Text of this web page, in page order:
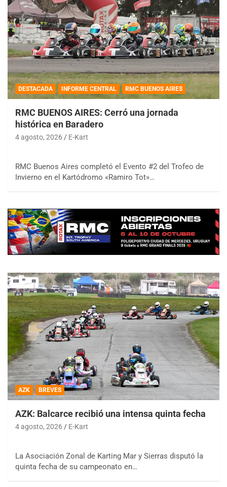
DESTACADA INFORME CENTRAL RMC BUENOS AIRES
RMC BUENOS AIRES: Cerró una jornada
histórica en Baradero
4 agosto, 2026 E-Kart
RMC Buenos Aires completó el Evento #2 del Trofeo de
Invierno en el Kartódromo «Ramiro Tot»…
AZK BREVES
AZK: Balcarce recibió una intensa quinta fecha
4 agosto, 2026 E-Kart
La Asociación Zonal de Karting Mar y Sierras disputó la
quinta fecha de su campeonato en…